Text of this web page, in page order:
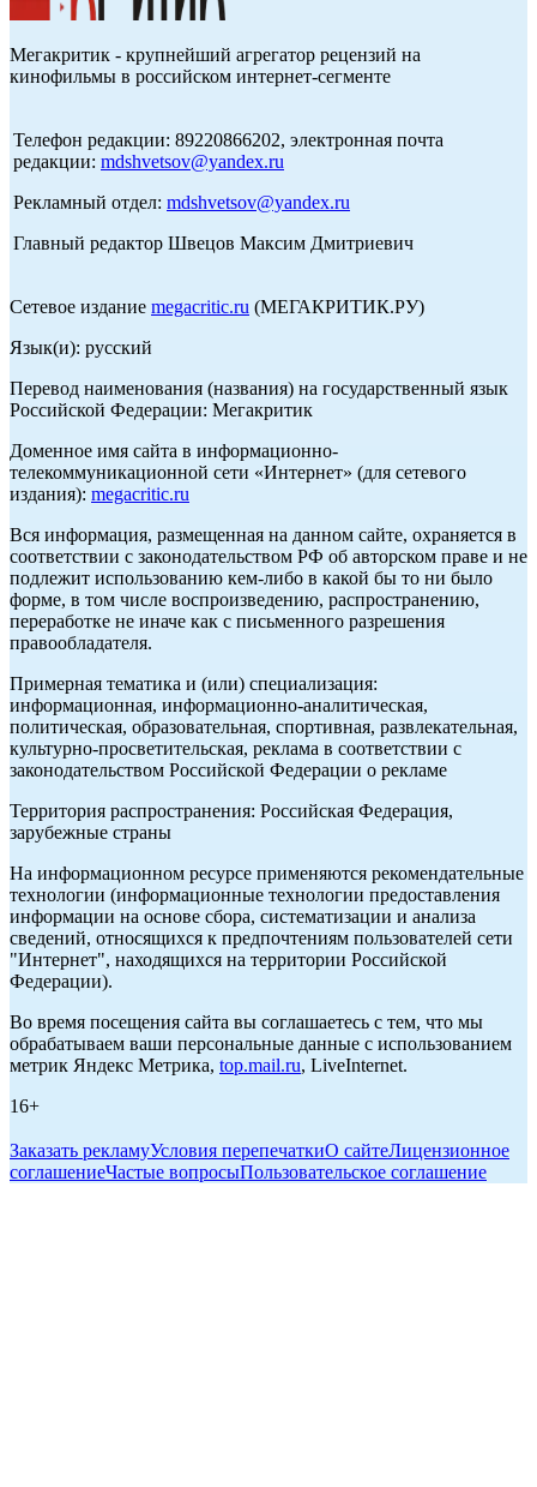
Мегакритик - крупнейший агрегатор рецензий на
кинофильмы в российском интернет-сегменте
Телефон редакции: 89220866202, электронная почта
редакции: mdshvetsov@yandex.ru
Рекламный отдел: mdshvetsov@yandex.ru
Главный редактор Швецов Максим Дмитриевич
Сетевое издание megacritic.ru (МЕГАКРИТИК.РУ)
Язык(и): русский
Перевод наименования (названия) на государственный язык
Российской Федерации: Мегакритик
Доменное имя сайта в информационно-
телекоммуникационной сети «Интернет» (для сетевого
издания): megacritic.ru
Вся информация, размещенная на данном сайте, охраняется в
соответствии с законодательством РФ об авторском праве и не
подлежит использованию кем-либо в какой бы то ни было
форме, в том числе воспроизведению, распространению,
переработке не иначе как с письменного разрешения
правообладателя.
Примерная тематика и (или) специализация:
информационная, информационно-аналитическая,
политическая, образовательная, спортивная, развлекательная,
культурно-просветительская, реклама в соответствии с
законодательством Российской Федерации о рекламе
Территория распространения: Российская Федерация,
зарубежные страны
На информационном ресурсе применяются рекомендательные
технологии (информационные технологии предоставления
информации на основе сбора, систематизации и анализа
сведений, относящихся к предпочтениям пользователей сети
"Интернет", находящихся на территории Российской
Федерации).
Во время посещения сайта вы соглашаетесь с тем, что мы
обрабатываем ваши персональные данные с использованием
метрик Яндекс Метрика, top.mail.ru, LiveInternet.
16+
Заказать рекламуУсловия перепечаткиО сайтеЛицензионное
соглашениеЧастые вопросыПользовательское соглашение